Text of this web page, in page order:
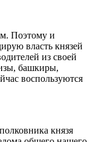
Поэтому и
власть князей
из своей
башкиры,
воспользуются
князя